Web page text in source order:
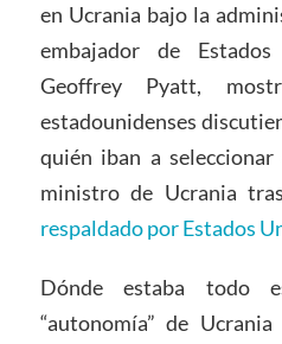
en Ucrania bajo la
embajador de
Geoffrey Pyatt,
estadounidenses
quién iban a
ministro de Ucrania tras
respaldado por Estados
Dónde estaba todo
“autonomía” de